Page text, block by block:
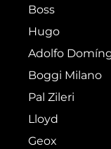
Boss
Hugo
Adolfo
Boggi Milano
Pal Zileri
Lloyd
Geox